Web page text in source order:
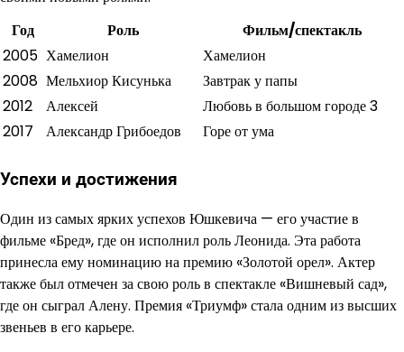
Год
Роль
Фильм/спектакль
2005 Хамелион
Хамелион
2008 Мельхиор Кисунька
Завтрак у папы
2012
Алексей
Любовь в большом городе 3
2017
Александр Грибоедов Горе от ума
Успехи и достижения
Один из самых ярких успехов Юшкевича — его участие в
фильме «Бред», где он исполнил роль Леонида. Эта работа
принесла ему номинацию на премию «Золотой орел». Актер
также был отмечен за свою роль в спектакле «Вишневый сад»,
где он сыграл Алену. Премия «Триумф» стала одним из высших
звеньев в его карьере.